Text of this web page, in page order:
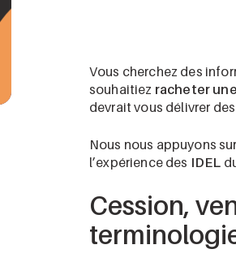
Vous cherchez des
souhaitiez racheter
devrait vous délivrer
Nous nous appuyons
l’expérience des IDEL
Cession,